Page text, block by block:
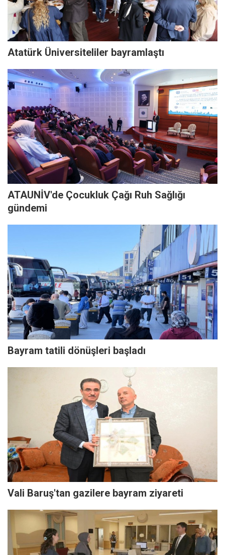
Atatürk Üniversiteliler bayramlaştı
ATAUNİV'de Çocukluk Çağı Ruh Sağlığı
gündemi
Bayram tatili dönüşleri başladı
Vali Baruş'tan gazilere bayram ziyareti